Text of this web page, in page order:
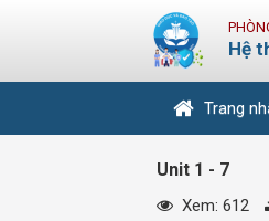
Hệ
Trang
Unit 1 - 7
Xem: 612